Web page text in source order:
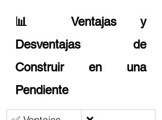
📊 Ventajas y
Desventajas de
Construir en una
Pendiente